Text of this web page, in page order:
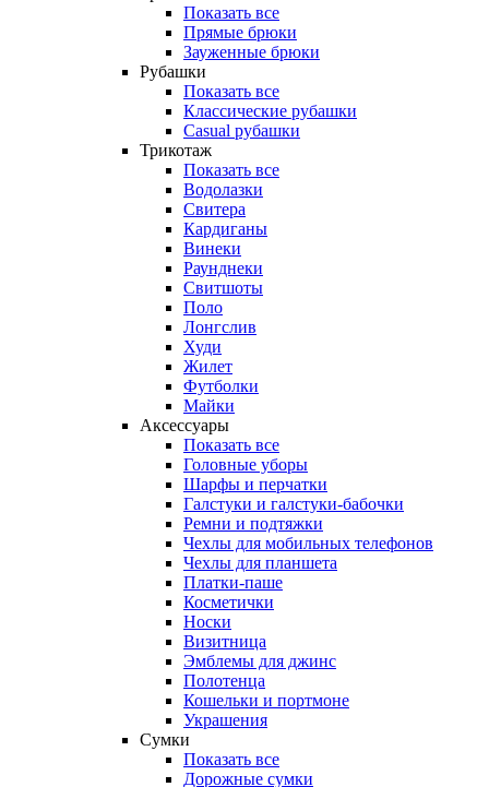
Показать все
Прямые брюки
Зауженные брюки
Рубашки
Показать все
Классические рубашки
Casual рубашки
Трикотаж
Показать все
Водолазки
Свитера
Кардиганы
Винеки
Раунднеки
Свитшоты
Поло
Лонгслив
Худи
Жилет
Футболки
Майки
Аксессуары
Показать все
Головные уборы
Шарфы и перчатки
Галстуки и галстуки-бабочки
Ремни и подтяжки
Чехлы для мобильных телефонов
Чехлы для планшета
Платки-паше
Косметички
Носки
Визитница
Эмблемы для джинс
Полотенца
Кошельки и портмоне
Украшения
Сумки
Показать все
Дорожные сумки